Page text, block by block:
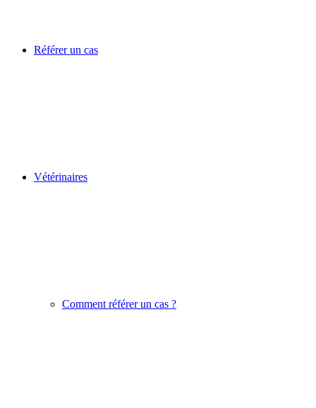
Référer un cas
Vétérinaires
Comment référer un cas ?